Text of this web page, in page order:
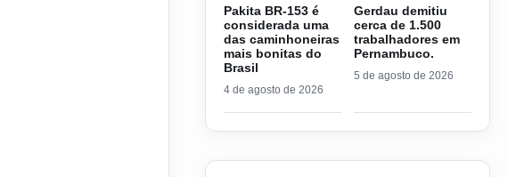
Pakita BR-153 é
considerada uma
das caminhoneiras
mais bonitas do
Brasil
4 de agosto de 2026
Gerdau demitiu
cerca de 1.500
trabalhadores em
Pernambuco.
5 de agosto de 2026